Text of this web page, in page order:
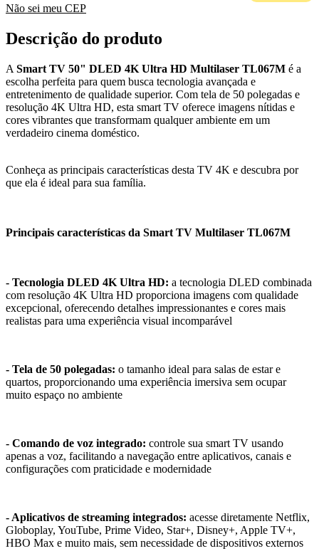
Não sei meu CEP
Descrição do produto
A Smart TV 50" DLED 4K Ultra HD Multilaser TL067M é a
escolha perfeita para quem busca tecnologia avançada e
entretenimento de qualidade superior. Com tela de 50 polegadas e
resolução 4K Ultra HD, esta smart TV oferece imagens nítidas e
cores vibrantes que transformam qualquer ambiente em um
verdadeiro cinema doméstico.
Conheça as principais características desta TV 4K e descubra por
que ela é ideal para sua família.
Principais características da Smart TV Multilaser TL067M
- Tecnologia DLED 4K Ultra HD: a tecnologia DLED combinada
com resolução 4K Ultra HD proporciona imagens com qualidade
excepcional, oferecendo detalhes impressionantes e cores mais
realistas para uma experiência visual incomparável
- Tela de 50 polegadas: o tamanho ideal para salas de estar e
quartos, proporcionando uma experiência imersiva sem ocupar
muito espaço no ambiente
- Comando de voz integrado: controle sua smart TV usando
apenas a voz, facilitando a navegação entre aplicativos, canais e
configurações com praticidade e modernidade
- Aplicativos de streaming integrados: acesse diretamente Netflix,
Globoplay, YouTube, Prime Video, Star+, Disney+, Apple TV+,
HBO Max e muito mais, sem necessidade de dispositivos externos